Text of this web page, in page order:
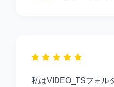
私はVIDEO_TSフォル